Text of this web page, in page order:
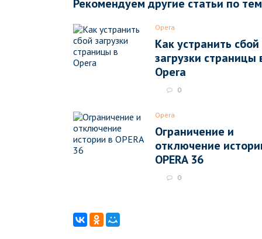
Рекомендуем другие статьи по
Opera
Как устранить сбой
загрузки страницы
Opera
0
Opera
Ограничение и
отключение
OPERA 36
0